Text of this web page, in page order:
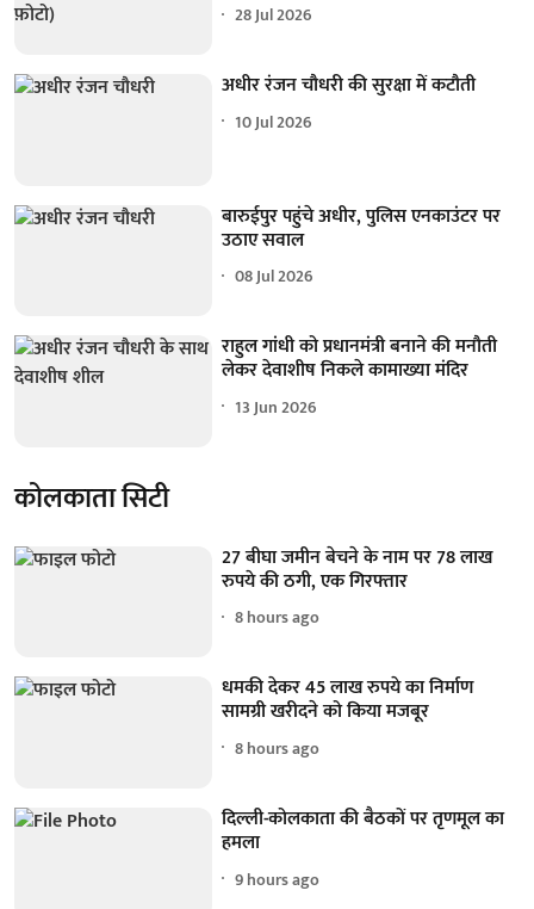
28 Jul 2026
अधीर रंजन चौधरी की सुरक्षा में कटौती
10 Jul 2026
बारुईपुर पहुंचे अधीर, पुलिस एनकाउंटर पर
उठाए सवाल
08 Jul 2026
राहुल गांधी को प्रधानमंत्री बनाने की मनौती
लेकर देवाशीष निकले कामाख्या मंदिर
13 Jun 2026
कोलकाता सिटी
27 बीघा जमीन बेचने के नाम पर 78 लाख
रुपये की ठगी, एक गिरफ्तार
8 hours ago
धमकी देकर 45 लाख रुपये का निर्माण
सामग्री खरीदने को किया मजबूर
8 hours ago
दिल्ली-कोलकाता की बैठकों पर तृणमूल का
हमला
9 hours ago